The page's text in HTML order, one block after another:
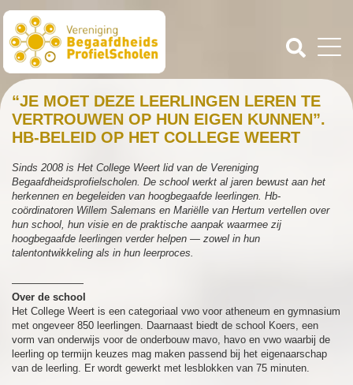
“JE MOET DEZE LEERLINGEN LEREN TE
VERTROUWEN OP HUN EIGEN KUNNEN”.
HB-BELEID OP HET COLLEGE WEERT
Sinds 2008 is Het College Weert lid van de Vereniging
Begaafdheidsprofielscholen. De school werkt al jaren bewust aan het
herkennen en begeleiden van hoogbegaafde leerlingen. Hb-
coördinatoren Willem Salemans en Mariëlle van Hertum vertellen over
hun school, hun visie en de praktische aanpak waarmee zij
hoogbegaafde leerlingen verder helpen — zowel in hun
talentontwikkeling als in hun leerproces.
———————
Over de school
Het College Weert is een categoriaal vwo voor atheneum en gymnasium
met ongeveer 850 leerlingen. Daarnaast biedt de school Koers, een
vorm van onderwijs voor de onderbouw mavo, havo en vwo waarbij de
leerling op termijn keuzes mag maken passend bij het eigenaarschap
van de leerling. Er wordt gewerkt met lesblokken van 75 minuten.